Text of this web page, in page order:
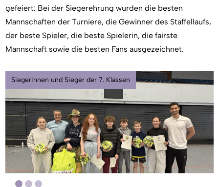
gefeiert: Bei der Siegerehrung wurden die besten
Mannschaften der Turniere, die Gewinner des Staffellaufs,
der beste Spieler, die beste Spielerin, die fairste
Mannschaft sowie die besten Fans ausgezeichnet.
Siegerinnen und Sieger der 7. Klassen